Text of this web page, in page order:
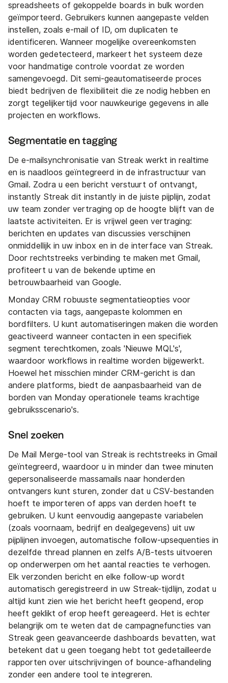
spreadsheets of gekoppelde boards in bulk worden
geïmporteerd. Gebruikers kunnen aangepaste velden
instellen, zoals e-mail of ID, om duplicaten te
identificeren. Wanneer mogelijke overeenkomsten
worden gedetecteerd, markeert het systeem deze
voor handmatige controle voordat ze worden
samengevoegd. Dit semi-geautomatiseerde proces
biedt bedrijven de flexibiliteit die ze nodig hebben en
zorgt tegelijkertijd voor nauwkeurige gegevens in alle
projecten en workflows.
Segmentatie en tagging
De e-mailsynchronisatie van Streak werkt in realtime
en is naadloos geïntegreerd in de infrastructuur van
Gmail. Zodra u een bericht verstuurt of ontvangt,
instantly Streak dit instantly in de juiste pijplijn, zodat
uw team zonder vertraging op de hoogte blijft van de
laatste activiteiten. Er is vrijwel geen vertraging:
berichten en updates van discussies verschijnen
onmiddellijk in uw inbox en in de interface van Streak.
Door rechtstreeks verbinding te maken met Gmail,
profiteert u van de bekende uptime en
betrouwbaarheid van Google.
Monday CRM robuuste segmentatieopties voor
contacten via tags, aangepaste kolommen en
bordfilters. U kunt automatiseringen maken die worden
geactiveerd wanneer contacten in een specifiek
segment terechtkomen, zoals 'Nieuwe MQL's',
waardoor workflows in realtime worden bijgewerkt.
Hoewel het misschien minder CRM-gericht is dan
andere platforms, biedt de aanpasbaarheid van de
borden van Monday operationele teams krachtige
gebruiksscenario's.
Snel zoeken
De Mail Merge-tool van Streak is rechtstreeks in Gmail
geïntegreerd, waardoor u in minder dan twee minuten
gepersonaliseerde massamails naar honderden
ontvangers kunt sturen, zonder dat u CSV-bestanden
hoeft te importeren of apps van derden hoeft te
gebruiken. U kunt eenvoudig aangepaste variabelen
(zoals voornaam, bedrijf en dealgegevens) uit uw
pijplijnen invoegen, automatische follow-upsequenties in
dezelfde thread plannen en zelfs A/B-tests uitvoeren
op onderwerpen om het aantal reacties te verhogen.
Elk verzonden bericht en elke follow-up wordt
automatisch geregistreerd in uw Streak-tijdlijn, zodat u
altijd kunt zien wie het bericht heeft geopend, erop
heeft geklikt of erop heeft gereageerd. Het is echter
belangrijk om te weten dat de campagnefuncties van
Streak geen geavanceerde dashboards bevatten, wat
betekent dat u geen toegang hebt tot gedetailleerde
rapporten over uitschrijvingen of bounce-afhandeling
zonder een andere tool te integreren.